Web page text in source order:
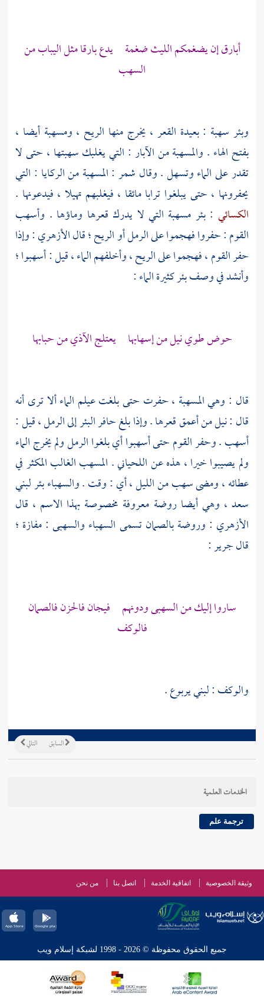
أبارق إن يضغمكمالليثضغمة يدع بارقا مثل اليباب من
السهب
وبئر سهبة : بعيدة القعر ، يخرج منها الريح ، ومسهبة أيضا ،
بفتح الهاء . والمسهبة من الآبار : التي يغلبك سهبتها ، حتى لا
تقدر على الماء وتسهل . وقال شمر : المسهبة من الركايا : التي
يحفرونها ، حتى يبلغوا ترابا مائقا ، فيغلبهم تهيلا ، فيدعونها .
الكسائي : بئر مسهبة التي لا يدرك قعرها وماؤها . وأسهب
القوم : حفروا فهجموا على الرمل أو الريح ؛ قالالأزهري: وإذا
حفر القوم ، فهجموا على الريح ، وأخلفهم الماء ، قيل : أسهبوا ؛
وأنشد في وصف بئر كثيرة الماء :
حوض طوي نيل من إسهابها يعتلج الآذي من حبابها
قال : وهي المسهبة ، حفرت حتى بلغت عيلم الماء ألا ترى أنه
قال : نيل من أعمق قعرها . وإذا بلغ حافر البئر إلى الرمل ، قيل :
أسهب . وحفر القوم حتى أسهبوا أي بلغوا الرمل ولم يخرج الماء
ولم يصيبوا خيرا ، هذه عناللحياني. المسهب الغالب المكثر في
عطائه ، ومضى سهب من الليل ، أي : وقت . والسهباء بئرلبني
سعد ، وهي أيضا روضة معروفة مخصوصة بهذا الاسم ، قال
الأزهري : وروضة بالصمان تسمى السهباء والسهبى : مفازة ؛
قالجرير:
ساروا إليك من السهبى ودونهم فيجان فالحزن فالصمان
فالوكف
والوكف :لبني يربوع.
التالي السابق
الخدمات العلمية
ترجمة علم
وثيقة الخصوصية اتفاقية الخدمة اتصل بنا من نحن
جميع الحقوق محفوظة © 2026 - 1998 لشبكة إسلام ويب